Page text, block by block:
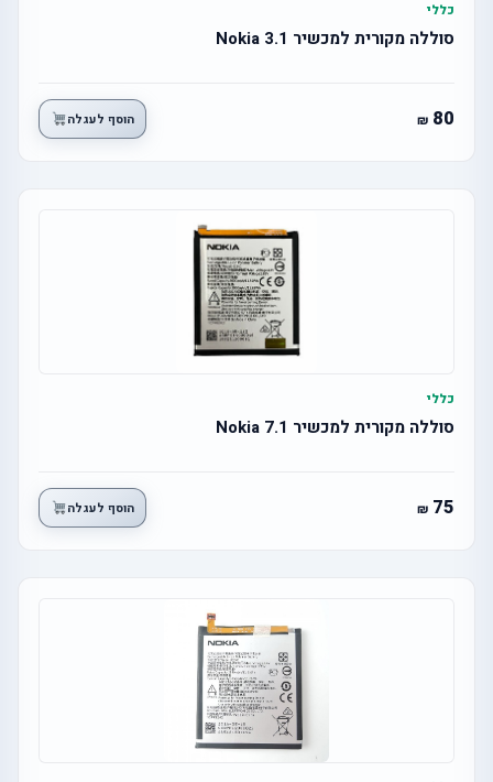
כללי
סוללה מקורית למכשיר Nokia 3.1
80 הוסף לעגלה
כללי
סוללה מקורית למכשיר Nokia 7.1
75 הוסף לעגלה